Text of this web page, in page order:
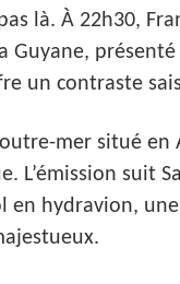
là. À 22h30,
Guyane,
un contraste
mer situé
L’émission suit
hydravion,